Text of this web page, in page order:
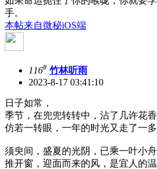
手。
本帖来自微秘iOS端
116# 竹林听雨
2023-8-17 03:41:10
日子如常，
季节，在兜兜转转中，沾了几许花香
仿若一转眼，一年的时光又走了一多
须臾间，盛夏的光阴，已乘一叶小舟
推开窗，迎面而来的风，是宜人的